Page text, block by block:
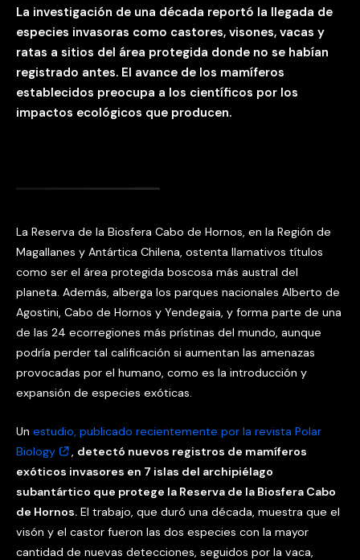
La investigación de una década reportó la llegada de
especies invasoras como castores, visones, vacas y
ratas a sitios del área protegida donde no se habían
registrado antes. El avance de los mamíferos
establecidos preocupa a los científicos por los
impactos ecológicos que producen.
La Reserva de la Biosfera Cabo de Hornos, en la Región de
Magallanes y Antártica Chilena, ostenta llamativos títulos
como ser el área protegida boscosa más austral del
planeta. Además, alberga los parques nacionales Alberto de
Agostini, Cabo de Hornos y Yendegaia, y forma parte de una
de las 24 ecorregiones más prístinas del mundo, aunque
podría perder tal calificación si aumentan las amenazas
provocadas por el humano, como es la introducción y
expansión de especies exóticas.
Un estudio, publicado recientemente por la revista Polar
Biology
detectó nuevos registros de mamíferos
exóticos invasores en 7 islas del archipiélago
subantártico que protege la Reserva de la Biosfera Cabo
de Hornos. El trabajo, que duró una década, muestra que el
visón y el castor fueron las dos especies con la mayor
cantidad de nuevas detecciones, seguidos por la vaca,